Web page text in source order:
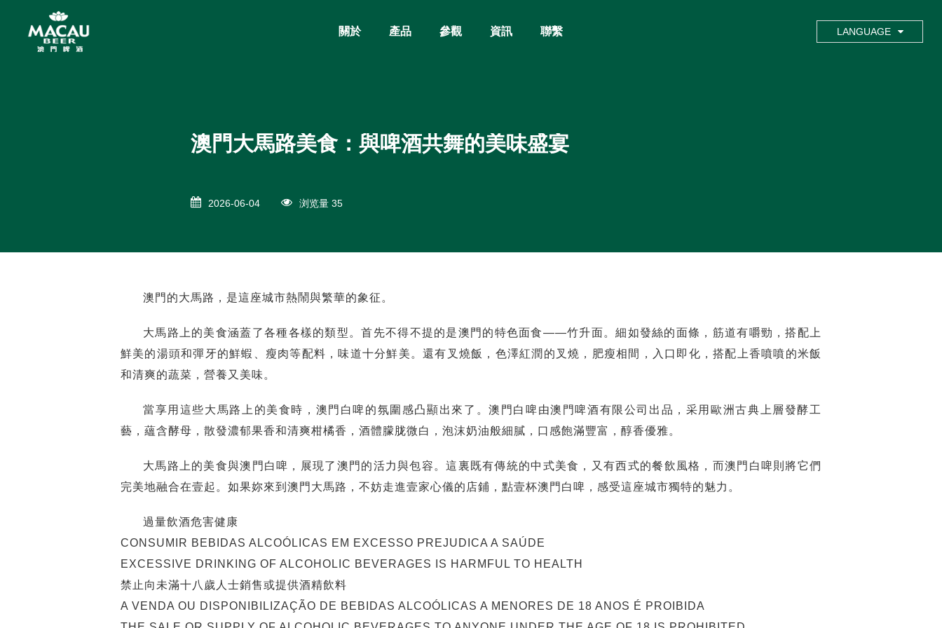
關於 產品 參觀 資訊 聯繫 LANGUAGE
澳門大馬路美食：與啤酒共舞的美味盛宴
2026-06-04 浏览量 35
澳門的大馬路，是這座城市熱鬧與繁華的象征。
大馬路上的美食涵蓋了各種各樣的類型。首先不得不提的是澳門的特色面食——竹升面。細如發絲的面條，筋道有嚼勁，搭配上
鮮美的湯頭和彈牙的鮮蝦、瘦肉等配料，味道十分鮮美。還有叉燒飯，色澤紅潤的叉燒，肥瘦相間，入口即化，搭配上香噴噴的米飯
和清爽的蔬菜，營養又美味。
當享用這些大馬路上的美食時，澳門白啤的氛圍感凸顯出來了。澳門白啤由澳門啤酒有限公司出品，采用歐洲古典上層發酵工
藝，蘊含酵母，散發濃郁果香和清爽柑橘香，酒體朦胧微白，泡沫奶油般細膩，口感飽滿豐富，醇香優雅。
大馬路上的美食與澳門白啤，展現了澳門的活力與包容。這裏既有傳統的中式美食，又有西式的餐飲風格，而澳門白啤則將它們
完美地融合在壹起。如果妳來到澳門大馬路，不妨走進壹家心儀的店鋪，點壹杯澳門白啤，感受這座城市獨特的魅力。
過量飲酒危害健康
CONSUMIR BEBIDAS ALCOÓLICAS EM EXCESSO PREJUDICA A SAÚDE
EXCESSIVE DRINKING OF ALCOHOLIC BEVERAGES IS HARMFUL TO HEALTH
禁止向未滿十八歲人士銷售或提供酒精飲料
A VENDA OU DISPONIBILIZAÇÃO DE BEBIDAS ALCOÓLICAS A MENORES DE 18 ANOS É PROIBIDA